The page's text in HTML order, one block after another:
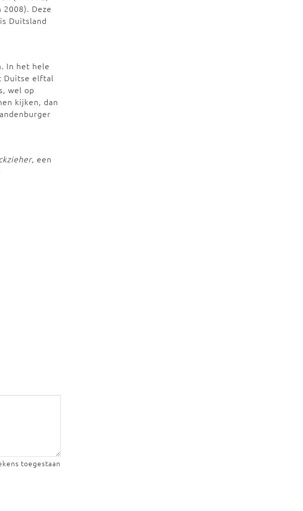
Deze
Duitsland
In het hele
Duitse elftal
wel op
kijken, dan
, een
toegestaan